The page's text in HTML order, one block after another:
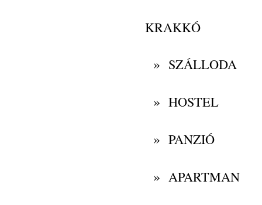
KRAKKÓ
» SZÁLLODA
» HOSTEL
» PANZIÓ
» APARTMAN